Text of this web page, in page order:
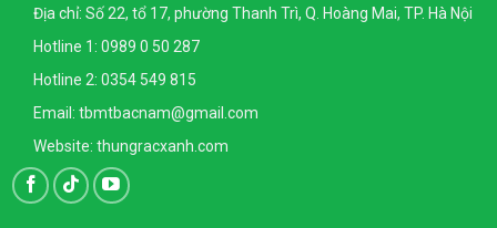
Địa chỉ: Số 22, tổ 17, phường Thanh Trì, Q. Hoàng Mai, TP. Hà Nội
Hotline 1: 0989 0 50 287
Hotline 2: 0354 549 815
Email: tbmtbacnam@gmail.com
Website: thungracxanh.com